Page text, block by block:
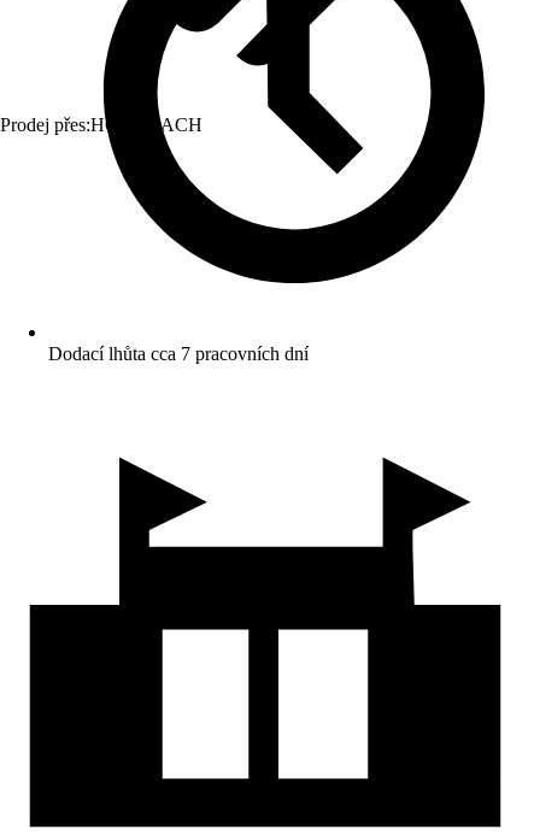
Prodej přes:HORNBACH
Dodací lhůta cca 7 pracovních dní